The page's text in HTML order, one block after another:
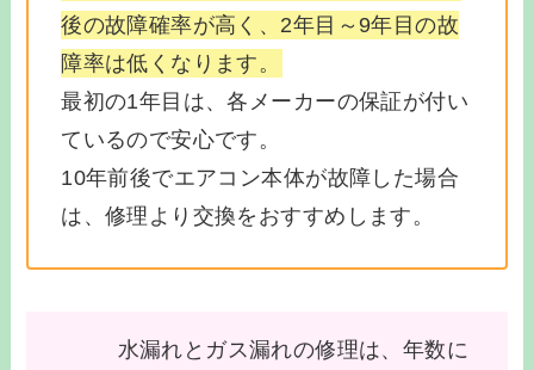
後の故障確率が高く、2年目～9年目の故
障率は低くなります。
最初の1年目は、各メーカーの保証が付い
ているので安心です。
10年前後でエアコン本体が故障した場合
は、修理より交換をおすすめします。
水漏れとガス漏れの修理は、年数に